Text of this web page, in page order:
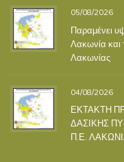
05/08/2026
Παραμένει
Λακωνία
Λακωνίας
04/08/2026
ΕΚΤΑΚΤΗ
ΔΑΣΙΚΗΣ
Π.Ε.